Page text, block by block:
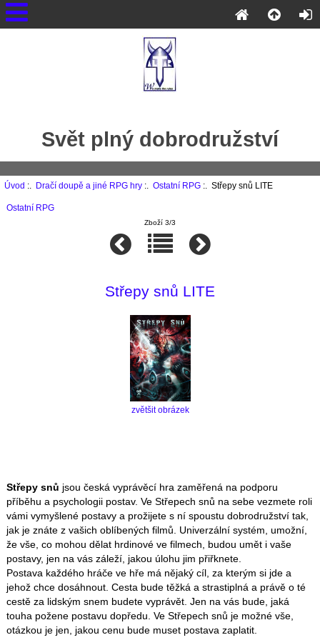
Svět plný dobrodružství
Úvod :. Dračí doupě a jiné RPG hry:. Ostatní RPG:. Střepy snů LITE
Ostatní RPG
Zboží 3/3
Střepy snů LITE
zvětšit obrázek
Střepy snů jsou česká vyprávěcí hra zaměřená na podporu
příběhu a psychologii postav. Ve Střepech snů na sebe vezmete roli
vámi vymyšlené postavy a prožijete s ní spoustu dobrodružství tak,
jak je znáte z vašich oblíbených filmů. Univerzální systém, umožní,
že vše, co mohou dělat hrdinové ve filmech, budou umět i vaše
postavy, jen na vás záleží, jakou úlohu jim přiřknete.
Postava každého hráče ve hře má nějaký cíl, za kterým si jde a
jehož chce dosáhnout. Cesta bude těžká a strastiplná a právě o té
cestě za lidským snem budete vyprávět. Jen na vás bude, jaká
touha požene postavu dopředu. Ve Střepech snů je možné vše,
otázkou je jen, jakou cenu bude muset postava zaplatit.